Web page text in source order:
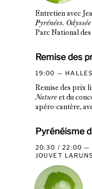
Entretien avec
Pyrénées. Odyssée
Parc National
Remise des
19:00
Remise des prix
Natureet du
apéro-cantère,
Pyrénéisme
20:30 / 22:00
JOUVET LARUNS